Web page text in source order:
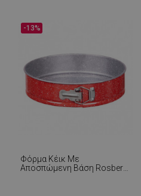
Φόρμα Κέικ Με
Αποσπώμενη Βάση Rosberg
-13%